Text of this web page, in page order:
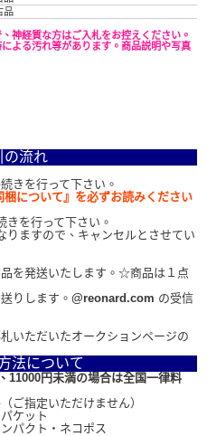
品
神経質な方はご入札をお控えください。
よる汚れ等があります。商品説明や写真
の流れ
きを行って下さい。
について』を必ずお読みください
きを行って下さい。
りますので、キャンセルとさせてい
を発送いたします。☆商品は１点
りします。 @reonard.com の受信
いただいたオークションページの
法について
11000円未満の場合は全国一律料
ご指定いただけません）
ット
クト・ネコポス